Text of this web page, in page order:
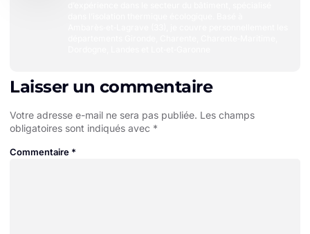
Laisser un commentaire
Votre adresse e-mail ne sera pas publiée. Les champs
obligatoires sont indiqués avec *
Commentaire *